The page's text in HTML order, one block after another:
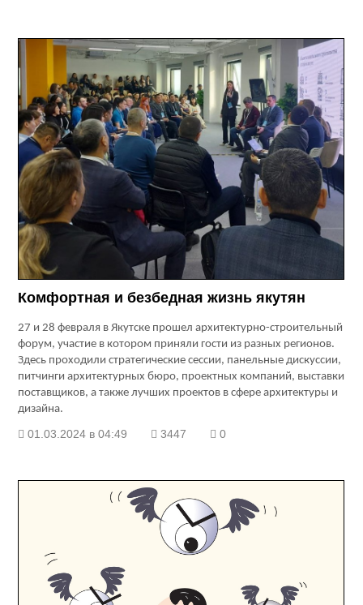
Комфортная и безбедная жизнь якутян
27 и 28 февраля в Якутске прошел архитектурно-строительный
форум, участие в котором приняли гости из разных регионов.
Здесь проходили стратегические сессии, панельные дискуссии,
питчинги архитектурных бюро, проектных компаний, выставки
поставщиков, а также лучших проектов в сфере архитектуры и
дизайна.
01.03.2024 в 04:49 3447 0